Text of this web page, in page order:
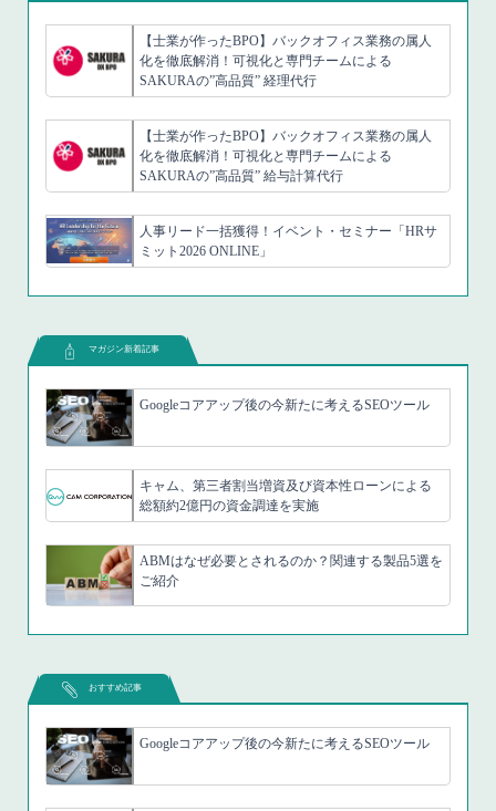
【士業が作ったBPO】バックオフィス業務の属人
化を徹底解消！可視化と専門チームによる
SAKURAの”高品質” 経理代行
【士業が作ったBPO】バックオフィス業務の属人
化を徹底解消！可視化と専門チームによる
SAKURAの”高品質” 給与計算代行
人事リード一括獲得！イベント・セミナー「HRサ
ミット2026 ONLINE」
マガジン新着記事
Googleコアアップ後の今新たに考えるSEOツール
キャム、第三者割当増資及び資本性ローンによる
総額約2億円の資金調達を実施
ABMはなぜ必要とされるのか？関連する製品5選を
ご紹介
おすすめ記事
Googleコアアップ後の今新たに考えるSEOツール